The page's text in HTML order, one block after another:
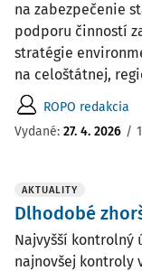
na zabezpečenie
podporu činností
stratégie
na celoštátnej,
ROPO redakcia
Vydané: 27. 4. 2026 /
AKTUALITY
Dlhodobé
Najvyšší kontrolný
najnovšej kontroly